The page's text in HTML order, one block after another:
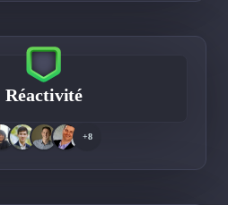
Réactivité
+8